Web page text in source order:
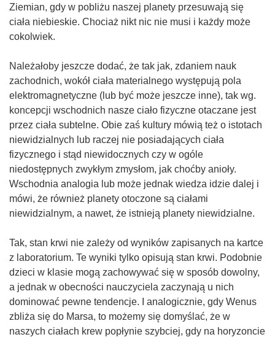
Ziemian, gdy w pobliżu naszej planety przesuwają się
ciała niebieskie. Chociaż nikt nic nie musi i każdy może
cokolwiek.
Należałoby jeszcze dodać, że tak jak, zdaniem nauk
zachodnich, wokół ciała materialnego występują pola
elektromagnetyczne (lub być może jeszcze inne), tak wg.
koncepcji wschodnich nasze ciało fizyczne otaczane jest
przez ciała subtelne. Obie zaś kultury mówią też o istotach
niewidzialnych lub raczej nie posiadających ciała
fizycznego i stąd niewidocznych czy w ogóle
niedostępnych zwykłym zmysłom, jak choćby anioły.
Wschodnia analogia lub może jednak wiedza idzie dalej i
mówi, że również planety otoczone są ciałami
niewidzialnym, a nawet, że istnieją planety niewidzialne.
Tak, stan krwi nie zależy od wyników zapisanych na kartce
z laboratorium. Te wyniki tylko opisują stan krwi. Podobnie
dzieci w klasie mogą zachowywać się w sposób dowolny,
a jednak w obecności nauczyciela zaczynają u nich
dominować pewne tendencje. I analogicznie, gdy Wenus
zbliża się do Marsa, to możemy się domyślać, że w
naszych ciałach krew popłynie szybciej, gdy na horyzoncie